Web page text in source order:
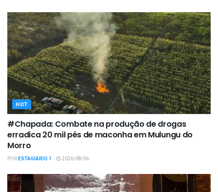
HOT
#Chapada: Combate na produção de drogas
erradica 20 mil pés de maconha em Mulungu do
Morro
PORESTAGIÁRIO 1 2026/08/06